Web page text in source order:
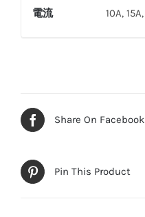
電流 10A,
Share On Facebook
Pin This Product